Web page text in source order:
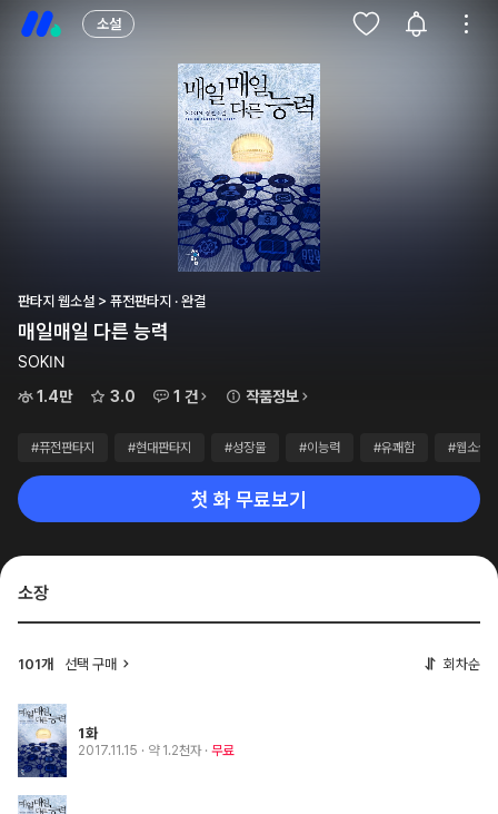
소설
판타지 웹소설 > 퓨전판타지 · 완결
매일매일 다른 능력
SOKIN
1.4만
3.0 1 건 작품정보
#퓨전판타지 #현대판타지 #성장물 #이능력 #유쾌함 #웹소설
첫 화 무료보기
소장
101개 선택 구매 회차순
1화
2017.11.15 · 약 1.2천자 무료